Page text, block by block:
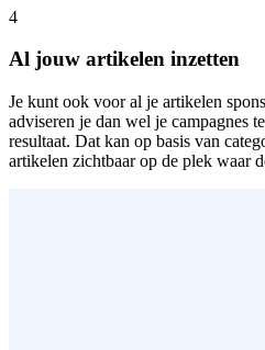
4
Al jouw artikelen inzetten
Je kunt ook voor al je artikelen
adviseren je dan wel je campagnes
resultaat. Dat kan op basis van
artikelen zichtbaar op de plek waar